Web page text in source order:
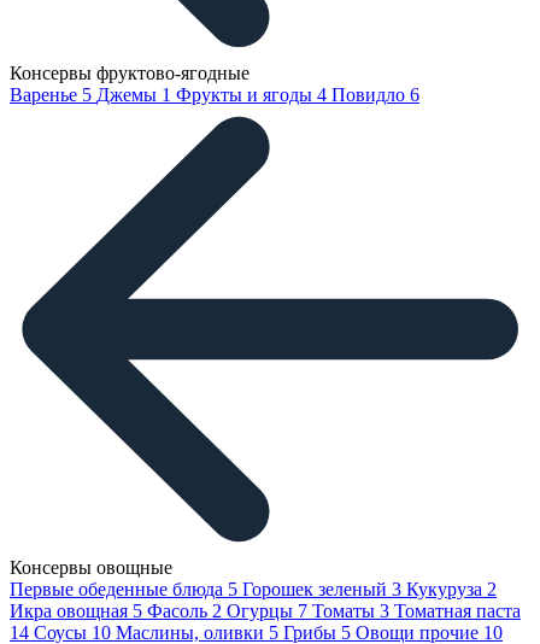
Консервы фруктово-ягодные
Варенье 5 Джемы 1 Фрукты и ягоды 4 Повидло 6
Консервы овощные
Первые обеденные блюда 5 Горошек зеленый 3 Кукуруза 2
Икра овощная 5 Фасоль 2 Огурцы 7 Томаты 3 Томатная паста
14 Соусы 10 Маслины, оливки 5 Грибы 5 Овощи прочие 10